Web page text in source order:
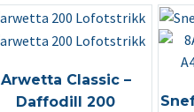
Arwetta Classic –
Daffodill 200